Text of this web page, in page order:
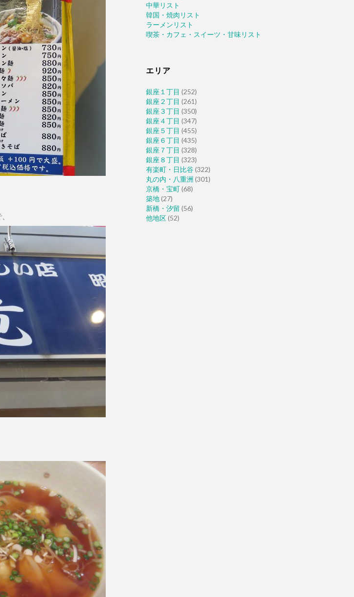
中華リスト
韓国・焼肉リスト
ラーメンリスト
喫茶・カフェ・スイーツ・甘味リスト
エリア
銀座１丁目 (252)
銀座２丁目 (261)
銀座３丁目 (350)
銀座４丁目 (347)
銀座５丁目 (455)
銀座６丁目 (435)
銀座７丁目 (328)
銀座８丁目 (323)
有楽町・日比谷(322)
丸の内・八重洲 (301)
京橋・宝町(68)
築地(27)
新橋・汐留 (56)
他地区(52)